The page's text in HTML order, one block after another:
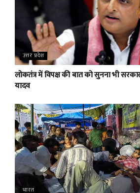
उत्तर प्रदेश
लोकतंत्र में विपक्ष की बात को सुनना भी
यादव
भारत